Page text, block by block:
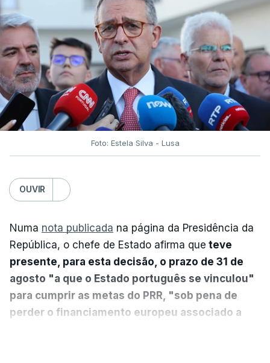
Foto: Estela Silva - Lusa
OUVIR
Numa nota publicada na página da Presidência da
República, o chefe de Estado afirma que teve
presente, para esta decisão, o prazo de 31 de
agosto "a que o Estado português se vinculou"
para cumprir as metas do PRR, "sob pena de
perder o financiamento europeu associado a